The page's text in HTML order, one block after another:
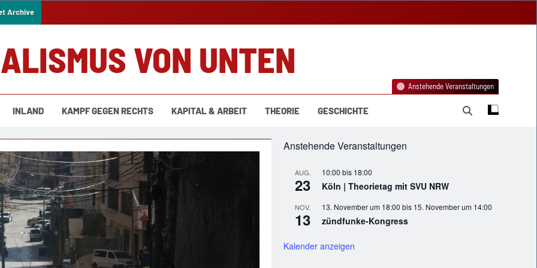
Archive
VON UNTEN
INLAND KAMPF GEGEN RECHTS KAPITAL & ARBEIT THEORIE GESCHICHTE
Anstehende Veranstaltungen
Anstehende Veranstaltungen
AUG.
23
10:00 bis 18:00
Köln | Theorietag mit SVU NRW
NOV.
13
13. November um 18:00 bis 15. November um 14:00
zündfunke-Kongress
Kalender anzeigen